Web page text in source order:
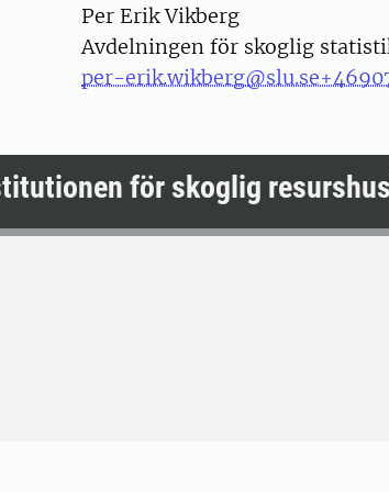
PersonPer Erik Vikberg
Avdelningen för skoglig
per-erik.wikberg@slu.se
för skoglig